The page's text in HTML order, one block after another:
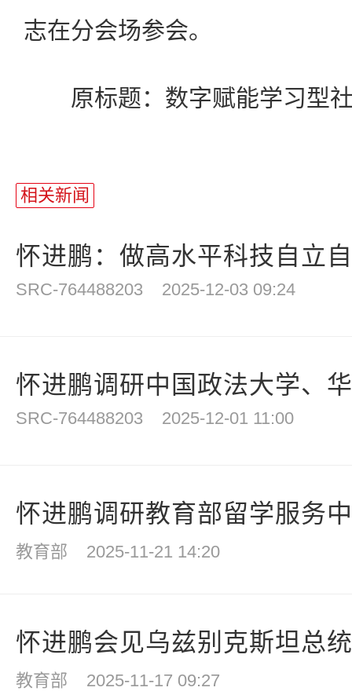
志在分会场参会。
原标题：数字赋能学习型社
相关新闻
怀进鹏：做高水平科技自立
SRC-764488203 2025-12-03 09:24
怀进鹏调研中国政法大学、
SRC-764488203 2025-12-01 11:00
怀进鹏调研教育部留学服务
教育部 2025-11-21 14:20
怀进鹏会见乌兹别克斯坦总
教育部 2025-11-17 09:27